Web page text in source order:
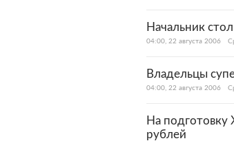
Начальник
04:00, 22 августа 2006
Владельцы
04:00, 22 августа 2006
На
рублей